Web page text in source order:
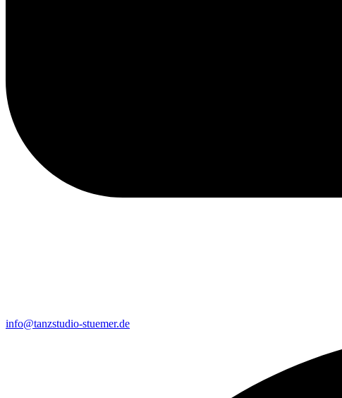
info@tanzstudio-stuemer.de